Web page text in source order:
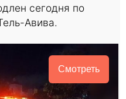
сегодня по
Авива.
Смотреть